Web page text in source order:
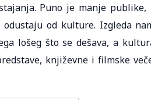
Puno je manje publike,
od kulture. Izgleda
lošeg što se dešava, a
književne i filmske